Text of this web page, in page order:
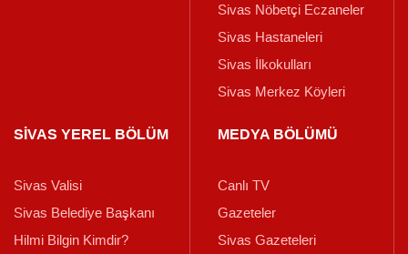
Sivas Nöbetçi Eczaneler
Sivas Hastaneleri
Sivas İlkokulları
Sivas Merkez Köyleri
SİVAS YEREL BÖLÜM
Sivas Valisi
Sivas Belediye Başkanı
Hilmi Bilgin Kimdir?
MEDYA BÖLÜMÜ
Canlı TV
Gazeteler
Sivas Gazeteleri